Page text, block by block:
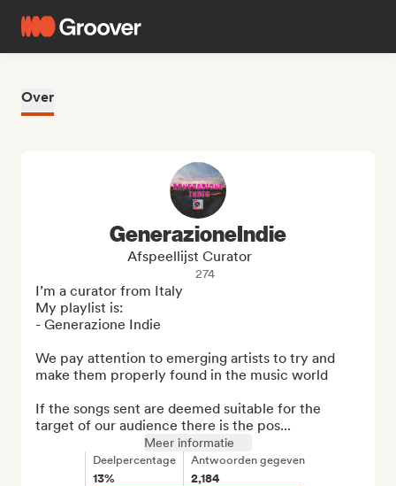
Over
GenerazioneIndie
Afspeellijst Curator
274
I’m a curator from Italy
My playlist is:
- Generazione Indie
We pay attention to emerging artists to try and
make them properly found in the music world
If the songs sent are deemed suitable for the
target of our audience there is the pos...
Meer informatie
Deelpercentage
13%
Antwoorden gegeven
2,184